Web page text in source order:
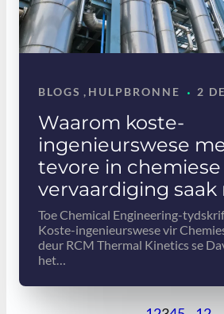
Waarom koste-
ingenieurswese
tevore in chemiese
vervaardiging saak
BLOGS , HULPBRONNE · 2
Toe Chemical Engineering-
Koste-ingenieurswese vir
deur RCM Thermal Kinetics se
het…